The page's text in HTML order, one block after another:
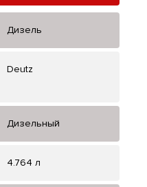
Дизель
Deutz
Дизельный
4.764 л